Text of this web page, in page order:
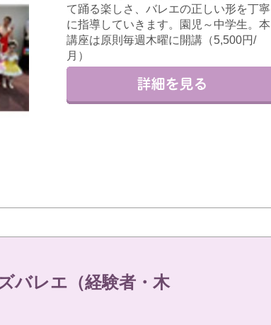
て踊る楽しさ、バレエの正しい形を丁寧
に指導していきます。園児～中学生。本
講座は原則毎週木曜に開講（5,500円/
月）
バレエ（経験者・木